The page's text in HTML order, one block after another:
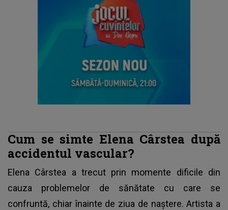
Cum se simte Elena Cârstea după
accidentul vascular?
Elena Cârstea a trecut prin momente dificile din
cauza problemelor de sănătate cu care se
confruntă, chiar înainte de ziua de naștere. Artista a